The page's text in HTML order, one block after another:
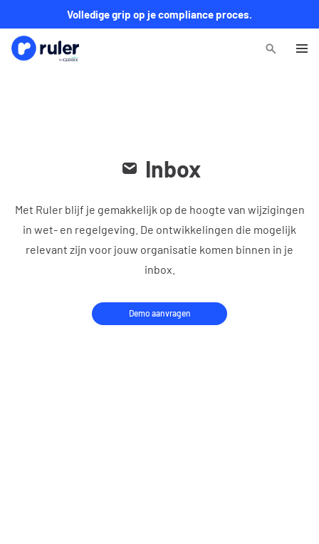
Volledige grip op je compliance proces.
Inbox
Met Ruler blijf je gemakkelijk op de hoogte van wijzigingen
in wet- en regelgeving. De ontwikkelingen die mogelijk
relevant zijn voor jouw organisatie komen binnen in je
inbox.
Demo aanvragen